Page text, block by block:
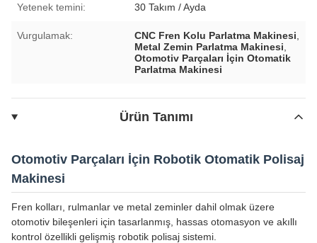
Yetenek temini: 30 Takım / Ayda
Vurgulamak: CNC Fren Kolu Parlatma Makinesi
Metal Zemin Parlatma Makinesi
Otomotiv Parçaları İçin Otomatik
Parlatma Makinesi
Ürün Tanımı
Otomotiv Parçaları İçin Robotik Otomatik Polisaj
Makinesi
Fren kolları, rulmanlar ve metal zeminler dahil olmak üzere
otomotiv bileşenleri için tasarlanmış, hassas otomasyon ve akıllı
kontrol özellikli gelişmiş robotik polisaj sistemi.